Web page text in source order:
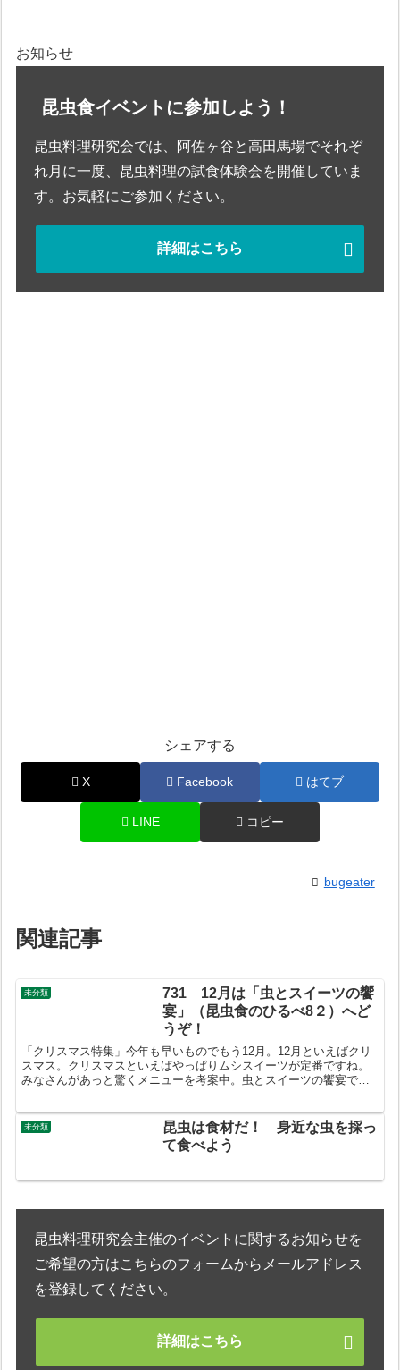
お知らせ
昆虫食イベントに参加しよう！
昆虫料理研究会では、阿佐ヶ谷と高田馬場でそれぞ
れ月に一度、昆虫料理の試食体験会を開催していま
す。お気軽にご参加ください。
詳細はこちら
シェアする
X Facebook はてブ
LINE コピー
bugeater
関連記事
未分類
731 12月は「虫とスイーツの饗
宴」（昆虫食のひるべ8２）へど
うぞ！
「クリスマス特集」今年も早いものでもう12月。12月といえばクリ
スマス。クリスマスといえばやっぱりムシスイーツが定番ですね。
みなさんがあっと驚くメニューを考案中。虫とスイーツの饗宴で
未分類
昆虫は食材だ！ 身近な虫を採っ
て食べよう
昆虫料理研究会主催のイベントに関するお知らせを
ご希望の方はこちらのフォームからメールアドレス
を登録してください。
詳細はこちら